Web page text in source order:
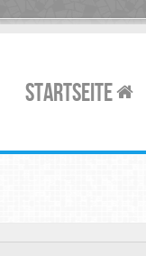
STARTSEITE